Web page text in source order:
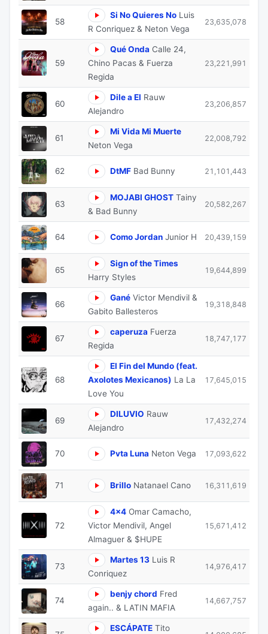
58
Si No Quieres No Luis
R Conriquez & Neton Vega
23,635,078
59
Qué Onda Calle 24,
Chino Pacas & Fuerza
Regida
23,221,991
60
Dile a El Rauw
Alejandro
23,206,857
61
Mi Vida Mi Muerte
Neton Vega
22,008,792
62 DtMF Bad Bunny 21,101,443
63
MOJABI GHOST Tainy
& Bad Bunny
20,582,267
64 Como Jordan Junior H 20,439,159
65
Sign of the Times
Harry Styles
19,644,899
66
Gané Victor Mendivil &
Gabito Ballesteros
19,318,848
67
caperuza Fuerza
Regida
18,747,177
68
El Fin del Mundo (feat.
Axolotes Mexicanos) La La
Love You
17,645,015
69
DILUVIO Rauw
Alejandro
17,432,274
70 Pvta Luna Neton Vega 17,093,622
71 Brillo Natanael Cano 16,311,619
72
4x4 Omar Camacho,
Victor Mendivil, Angel
Almaguer & $HUPE
15,671,412
73
Martes 13 Luis R
Conriquez
14,976,417
74
benjy chord Fred
again.. & LATIN MAFIA
14,667,757
ESCÁPATE Tito